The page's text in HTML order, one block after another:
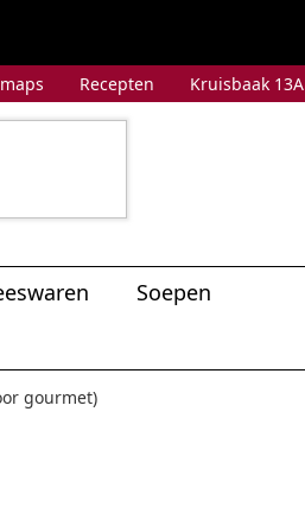
Recepten Kruisbaak 13A
Soepen
gourmet)